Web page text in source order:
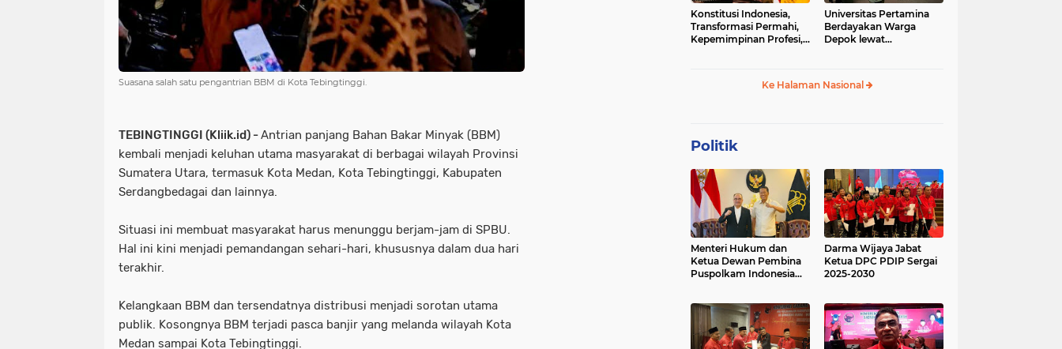
Suasana salah satu pengantrian BBM di Kota Tebingtinggi.
TEBINGTINGGI (Kliik.id) -Antrian panjang Bahan Bakar Minyak (BBM)
kembali menjadi keluhan utama masyarakat di berbagai wilayah Provinsi
Sumatera Utara, termasuk Kota Medan, Kota Tebingtinggi, Kabupaten
Serdangbedagai dan lainnya.
Situasi ini membuat masyarakat harus menunggu berjam-jam di SPBU.
Hal ini kini menjadi pemandangan sehari-hari, khususnya dalam dua hari
terakhir.
Kelangkaan BBM dan tersendatnya distribusi menjadi sorotan utama
publik. Kosongnya BBM terjadi pasca banjir yang melanda wilayah Kota
Medan sampai Kota Tebingtinggi.
Konstitusi Indonesia,
Transformasi Permahi,
Kepemimpinan Profesi,
Universitas Pertamina
Berdayakan Warga
Depok lewat
Ke Halaman Nasional
Politik
Menteri Hukum dan
Ketua Dewan Pembina
Puspolkam Indonesia
Beserta Agenda
Reformatif dan
Transformatif dalam
Darma Wijaya Jabat
Ketua DPC PDIP Sergai
2025-2030